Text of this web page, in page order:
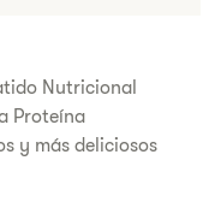
Nutricional
Proteína
y más deliciosos